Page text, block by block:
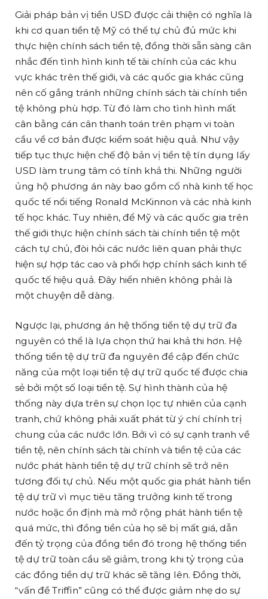
Giải pháp bản vị tiền USD được cải thiện có nghĩa là
khi cơ quan tiền tệ Mỹ có thể tự chủ đủ mức khi
thực hiện chính sách tiền tệ, đồng thời sẵn sàng cân
nhắc đến tình hình kinh tế tài chính của các khu
vực khác trên thế giới, và các quốc gia khác cũng
nên cố gắng tránh những chính sách tài chính tiền
tệ không phù hợp. Từ đó làm cho tình hình mất
cân bằng cán cân thanh toán trên phạm vi toàn
cầu về cơ bản được kiểm soát hiệu quả. Như vậy
tiếp tục thực hiện chế độ bản vị tiền tệ tín dụng lấy
USD làm trung tâm có tính khả thi. Những người
ủng hộ phương án này bao gồm cố nhà kinh tế học
quốc tế nổi tiếng Ronald McKinnon và các nhà kinh
tế học khác. Tuy nhiên, để Mỹ và các quốc gia trên
thế giới thực hiện chính sách tài chính tiền tệ một
cách tự chủ, đòi hỏi các nước liên quan phải thực
hiện sự hợp tác cao và phối hợp chính sách kinh tế
quốc tế hiệu quả. Đây hiển nhiên không phải là
một chuyện dễ dàng.
Ngược lại, phương án hệ thống tiền tệ dự trữ đa
nguyên có thể là lựa chọn thứ hai khả thi hơn. Hệ
thống tiền tệ dự trữ đa nguyên đề cập đến chức
năng của một loại tiền tệ dự trữ quốc tế được chia
sẻ bởi một số loại tiền tệ. Sự hình thành của hệ
thống này dựa trên sự chọn lọc tự nhiên của cạnh
tranh, chứ không phải xuất phát từ ý chí chính trị
chung của các nước lớn. Bởi vì có sự cạnh tranh về
tiền tệ, nên chính sách tài chính và tiền tệ của các
nước phát hành tiền tệ dự trữ chính sẽ trở nên
tương đối tự chủ. Nếu một quốc gia phát hành tiền
tệ dự trữ vì mục tiêu tăng trưởng kinh tế trong
nước hoặc ổn định mà mở rộng phát hành tiền tệ
quá mức, thì đồng tiền của họ sẽ bị mất giá, dẫn
đến tỷ trọng của đồng tiền đó trong hệ thống tiền
tệ dự trữ toàn cầu sẽ giảm, trong khi tỷ trọng của
các đồng tiền dự trữ khác sẽ tăng lên. Đồng thời,
“vấn đề Triffin” cũng có thể được giảm nhẹ do sự